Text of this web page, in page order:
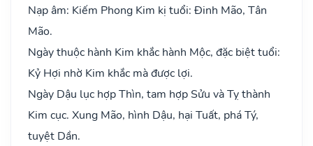
Nạp âm: Kiếm Phong Kim kị tuổi: Đinh Mão, Tân
Mão.
Ngày thuộc hành Kim khắc hành Mộc, đặc biệt tuổi:
Kỷ Hợi nhờ Kim khắc mà được lợi.
Ngày Dậu lục hợp Thìn, tam hợp Sửu và Tỵ thành
Kim cục. Xung Mão, hình Dậu, hại Tuất, phá Tý,
tuyệt Dần.